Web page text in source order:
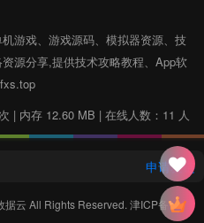
游戏、游戏源码、模拟器资源、技
源分享,提供技术攻略教程、App软
| 内存 12.60 MB | 在线人数：11 人
申请友链
据云 All Rights Reserved. 津ICP备